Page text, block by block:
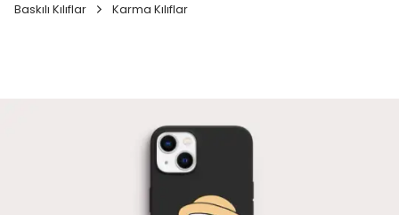
Baskılı Kılıflar Karma Kılıflar